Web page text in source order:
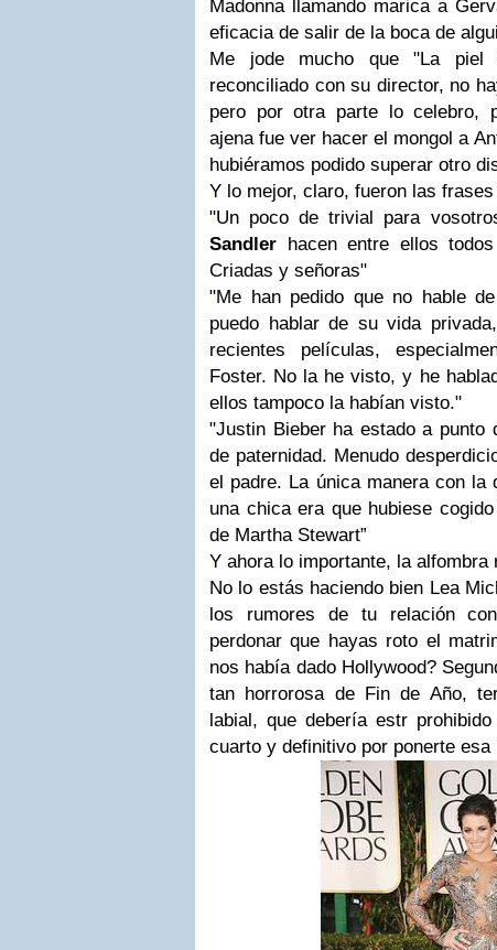
Madonnallamando marica a
eficacia de salir de la boca de
Me jode mucho que "La piel
reconciliado con su director, no
pero por otra parte lo celebro,
ajena fue ver hacer el mongol a
hubiéramos podido superar otro
Y lo mejor, claro, fueron las
"Un poco de trivial para
Sandler hacen entre ellos
Criadas y señoras"
"Me han pedido que no hable de
puedo hablar de su vida
recientes películas,
Foster. No la he visto, y he
ellos tampoco la habían visto."
"Justin Bieberha estado a punto
de paternidad. Menudo
el padre. La única manera con la
una chica era que hubiese
de Martha Stewart”
Y ahora lo importante, la alfombra
No lo estás haciendo bien Lea
los rumores de tu relación
perdonar que hayas roto el
nos había dado Hollywood?
tan horrorosa de Fin de Año,
labial, que debería estr
cuarto y definitivo por ponerte esa